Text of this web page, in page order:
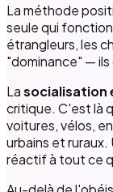
La méthode
seule qui
étrangleurs, les
"dominance" —
Lasocialisation
critique. C'est là
voitures, vélos,
urbains et ruraux.
réactif à tout ce